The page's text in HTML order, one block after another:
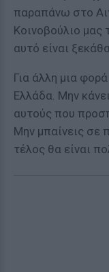
παραπάνω στο
Κοινοβούλιο μας
αυτό είναι
Για άλλη μια
Ελλάδα. Μην
αυτούς που
Μην μπαίνεις σε
τέλος θα είναι